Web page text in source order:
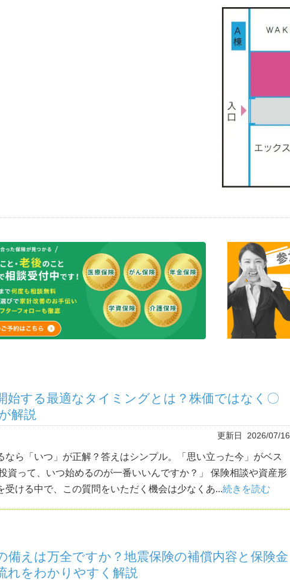
始する最適なタイミングとは？株価ではなく〇
解説
更新日 2026/07/16
なら「いつ」が正解？答えはシンプル。「思い立った今」がベス
資って、いつ始めるのが一番いいんですか？」 保険相談や資産形
受ける中で、この質問をいただく機会は少なくあ...続きを読む
備えは万全ですか？地震保険の補償内容と保険金
れをわかりやすく解説